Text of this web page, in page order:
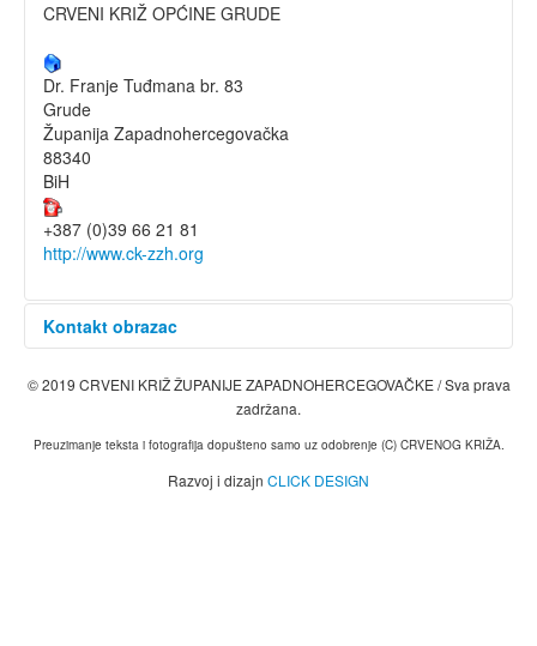
Novosti
Kontakt
Učlani se
CRVENI KRIŽ OPĆINE GRUDE
Dr. Franje Tuđmana br. 83
Grude
Županija Zapadnohercegovačka
88340
BiH
+387 (0)39 66 21 81
http://www.ck-zzh.org
Kontakt obrazac
Pošalji e-mail
*Obavezno polje
© 2019 CRVENI KRIŽ ŽUPANIJE ZAPADNOHERCEGOVAČKE / Sva prava
zadržana.
Preuzimanje teksta i fotografija dopušteno samo uz odobrenje (C) CRVENOG KRIŽA.
Razvoj i dizajn CLICK DESIGN